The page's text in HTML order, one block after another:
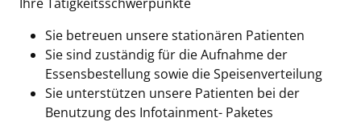
Sie betreuen unsere stationären Patienten
Sie sind zuständig für die Aufnahme der
Essensbestellung sowie die Speisenverteilung
Sie unterstützen unsere Patienten bei der
Benutzung des Infotainment- Paketes